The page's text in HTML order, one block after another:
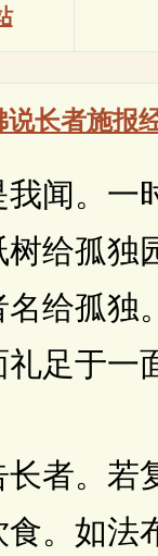
说长者施报
闻。一
树给孤独
名给孤独
足于一
。若
。如法